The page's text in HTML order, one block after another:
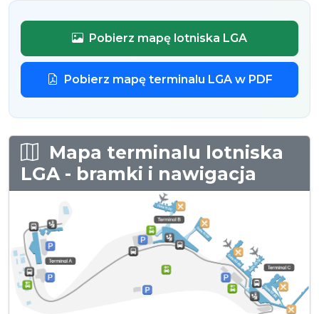
Pobierz mapę lotniska LGA
Pobierz mapę terminalu LGA w PDF
Mapa terminalu lotniska
LGA - bramki i nawigacja